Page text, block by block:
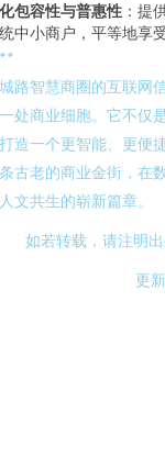
包容性与普惠性 ：提
中小商户，平等地享
路智慧商圈的互联网
处商业细胞。它不仅
造一个更智能、更便
古老的商业金街，在
文共生的崭新篇章。
如若转载，请注明
更